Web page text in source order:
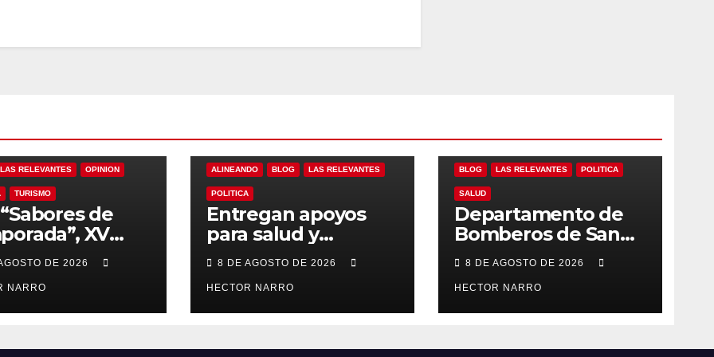
LAS RELEVANTES OPINION
TURISMO
de
XV
de
y Canirac
consumo
con beneficios
DE 2026
NARRO
ALINEANDO BLOG LAS RELEVANTES
POLITICA
Entregan apoyos
para salud y
necesidades del
hogar a familias de
Cabo San Lucas
8 DE AGOSTO DE 2026
HECTOR NARRO
BLOG LAS RELEVANTES POLITICA
SALUD
Departamento de
Bomberos de San
José del Cabo
atendió 323
emergencias
durante julio
8 DE AGOSTO DE 2026
HECTOR NARRO